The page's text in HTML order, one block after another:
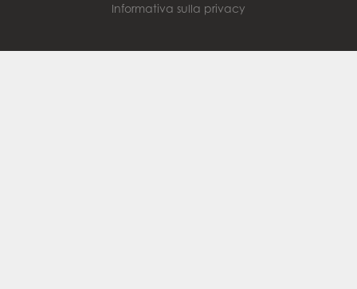
Informativa sulla privacy